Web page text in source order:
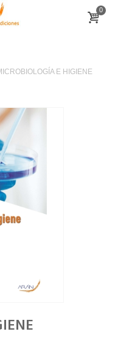
0
E HIGIENE